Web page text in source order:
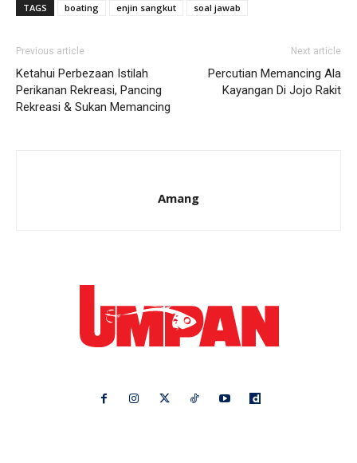
TAGS boating enjin sangkut soal jawab
Previous article
Ketahui Perbezaan Istilah
Perikanan Rekreasi, Pancing
Rekreasi & Sukan Memancing
Next article
Percutian Memancing Ala
Kayangan Di Jojo Rakit
Amang